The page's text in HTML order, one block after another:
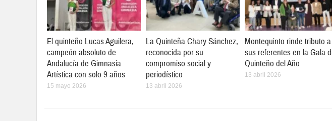
El quinteño Lucas Aguilera,
campeón absoluto de
Andalucía de Gimnasia
Artística con solo 9 años
15 mayo 2026
La Quinteña Chary Sánchez,
reconocida por su
compromiso social y
periodístico
13 abril 2026
Montequinto rinde tributo a
sus referentes en la Gala
Quinteño del Año
13 abril 2026